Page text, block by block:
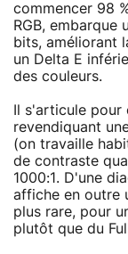
commencer 98
RGB, embarque
bits, améliorant
un Delta E
des couleurs.
Il s'articule
revendiquant
(on travaille
de contraste
1000:1. D'une
affiche en outre
plus rare, pour
plutôt que du